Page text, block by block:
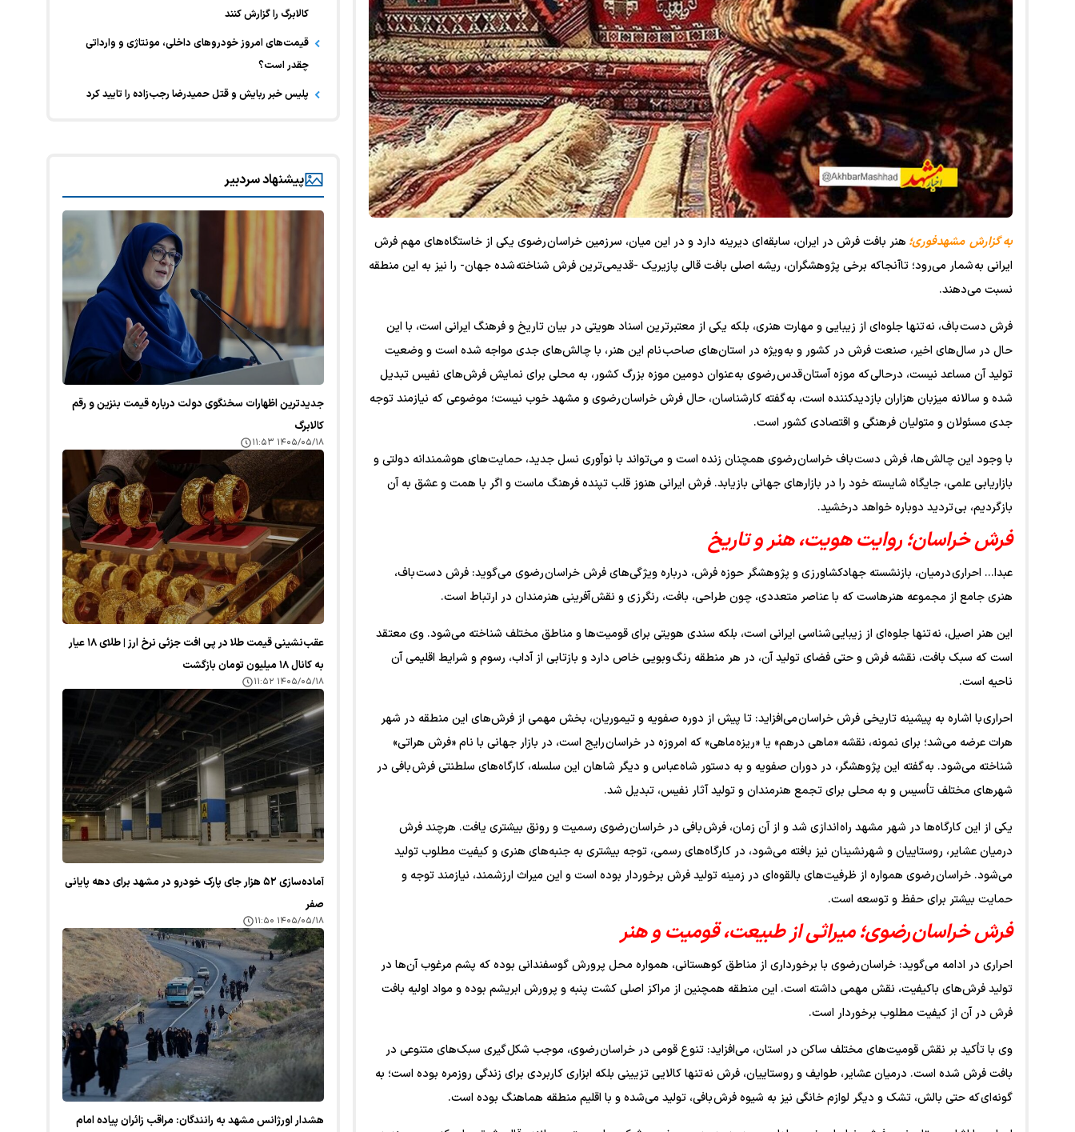
به گزارش مشهدفوری؛ هنر بافت فرش در ایران، سابقه‌ای دیرینه دارد و در این میان، سرزمین خراسان رضوی یکی از خاستگاه‌های مهم فرش
ایرانی به شمار می‌رود؛ تاآنجاکه برخی پژوهشگران، ریشه اصلی بافت قالی پازیریک -قدیمی‌ترین فرش شناخته شده جهان- را نیز به این منطقه
نسبت می‌دهند.
فرش دست باف، نه تنها جلوه‌ای از زیبایی و مهارت هنری، بلکه یکی از معتبرترین اسناد هویتی در بیان تاریخ و فرهنگ ایرانی است، با این
حال در سال‌های اخیر، صنعت فرش در کشور و به ویژه در استان‌های صاحب نام این هنر، با چالش‌های جدی مواجه شده است و وضعیت
تولید آن مساعد نیست، درحالی که موزه آستان قدس رضوی به عنوان دومین موزه بزرگ کشور، به محلی برای نمایش فرش‌های نفیس تبدیل
شده و سالانه میزبان هزاران بازدیدکننده است، به گفته کارشناسان، حال فرش خراسان رضوی و مشهد خوب نیست؛ موضوعی که نیازمند توجه
جدی مسئولان و متولیان فرهنگی و اقتصادی کشور است.
با وجود این چالش ها، فرش دست باف خراسان رضوی همچنان زنده است و می‌تواند با نوآوری نسل جدید، حمایت‌های هوشمندانه دولتی و
بازاریابی علمی، جایگاه شایسته خود را در بازار‌های جهانی بازیابد. فرش ایرانی هنوز قلب تپنده فرهنگ ماست و اگر با همت و عشق به آن
بازگردیم، بی تردید دوباره خواهد درخشید.
فرش خراسان؛ روایت هویت، هنر و تاریخ
عبدا... احراری درمیان، بازنشسته جهادکشاورزی و پژوهشگر حوزه فرش، درباره ویژگی‌های فرش خراسان رضوی می‌گوید: فرش دست باف،
هنری جامع از مجموعه هنرهاست که با عناصر متعددی، چون طراحی، بافت، رنگرزی و نقش آفرینی هنرمندان در ارتباط است.
این هنر اصیل، نه تنها جلوه‌ای از زیبایی شناسی ایرانی است، بلکه سندی هویتی برای قومیت‌ها و مناطق مختلف شناخته می‌شود. وی معتقد
است که سبک بافت، نقشه فرش و حتی فضای تولید آن، در هر منطقه رنگ وبویی خاص دارد و بازتابی از آداب، رسوم و شرایط اقلیمی آن
ناحیه است.
احراری با اشاره به پیشینه تاریخی فرش خراسان‌ می‌افزاید: تا پیش از دوره صفویه و تیموریان، بخش مهمی از فرش‌های این منطقه در شهر
هرات عرضه می‌شد؛ برای نمونه، نقشه «ماهی درهم» یا «ریزه ماهی» که امروزه در خراسان رایج است، در بازار جهانی با نام «فرش هراتی»
شناخته می‌شود. به گفته این پژوهشگر، در دوران صفویه و به دستور شاه عباس و دیگر شاهان این سلسله، کارگاه‌های سلطنتی فرش بافی در
شهر‌های مختلف تأسیس و به محلی برای تجمع هنرمندان و تولید آثار نفیس، تبدیل شد.
یکی از این کارگاه‌ها در شهر مشهد راه اندازی شد و از آن زمان، فرش بافی در خراسان رضوی رسمیت و رونق بیشتری یافت. هرچند فرش
درمیان عشایر، روستاییان و شهرنشینان نیز بافته می‌شود، در کارگاه‌های رسمی، توجه بیشتری به جنبه‌های هنری و کیفیت مطلوب تولید
می‌شود. خراسان رضوی همواره از ظرفیت‌های بالقوه‌ای در زمینه تولید فرش برخوردار بوده است و این میراث ارزشمند، نیازمند توجه و
حمایت بیشتر برای حفظ و توسعه است.
فرش خراسان رضوی؛ میراثی از طبیعت، قومیت و هنر
احراری در ادامه می‌گوید: خراسان رضوی با برخورداری از مناطق کوهستانی، همواره محل پرورش گوسفندانی بوده که پشم مرغوب آن‌ها در
تولید فرش‌های باکیفیت، نقش مهمی داشته است. این منطقه همچنین از مراکز اصلی کشت پنبه و پرورش ابریشم بوده و مواد اولیه بافت
فرش در آن از کیفیت مطلوب برخوردار است.
وی با تأکید بر نقش قومیت‌های مختلف ساکن در استان، می‌افزاید: تنوع قومی در خراسان رضوی، موجب شکل گیری سبک‌های متنوعی در
بافت فرش شده است. درمیان عشایر، طوایف و روستاییان، فرش نه تنها کالایی تزیینی بلکه ابزاری کاربردی برای زندگی روزمره بوده است؛ به
گونه‌ای که حتی بالش، تشک و دیگر لوازم خانگی نیز به شیوه فرش بافی، تولید می‌شده و با اقلیم منطقه هماهنگ بوده است.
کالابرگ را گزارش کنند
قیمت‌های امروز خودرو‌های داخلی، مونتاژی و وارداتی
چقدر است؟
پلیس خبر ربایش و قتل حمیدرضا رجب‌زاده را تایید کرد
پیشنهاد سردبیر
جدیدترین اظهارات سخنگوی دولت درباره قیمت بنزین و رقم
کالابرگ
۱۴۰۵/۰۵/۱۸ ۱۱:۵۳
عقب‌نشینی قیمت طلا در پی افت جزئی نرخ ارز | طلای ۱۸ عیار
به کانال ۱۸ میلیون تومان بازگشت
۱۴۰۵/۰۵/۱۸ ۱۱:۵۲
آماده‌سازی ۵۲ هزار جای پارک خودرو در مشهد برای دهه پایانی
صفر
۱۴۰۵/۰۵/۱۸ ۱۱:۵۰
هشدار اورژانس مشهد به رانندگان: مراقب زائران پیاده امام